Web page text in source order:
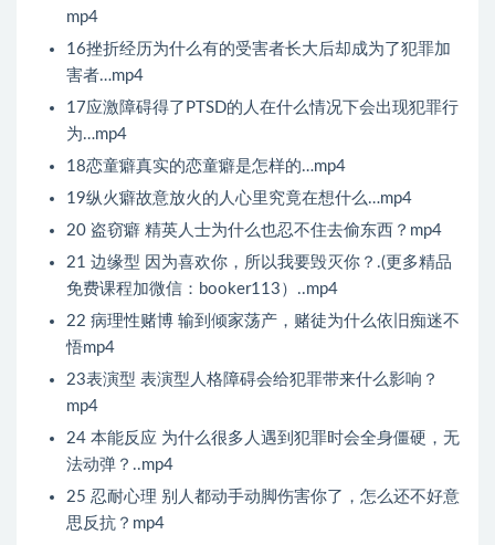
mp4
16挫折经历为什么有的受害者长大后却成为了犯罪加
害者…mp4
17应激障碍得了PTSD的人在什么情况下会出现犯罪行
为…mp4
18恋童癖真实的恋童癖是怎样的…mp4
19纵火癖故意放火的人心里究竟在想什么…mp4
20 盗窃癖 精英人士为什么也忍不住去偷东西？mp4
21 边缘型 因为喜欢你，所以我要毁灭你？.(更多精品
免费课程加微信：booker113）..mp4
22 病理性赌博 输到倾家荡产，赌徒为什么依旧痴迷不
悟mp4
23表演型 表演型人格障碍会给犯罪带来什么影响？
mp4
24 本能反应 为什么很多人遇到犯罪时会全身僵硬，无
法动弹？..mp4
25 忍耐心理 别人都动手动脚伤害你了，怎么还不好意
思反抗？mp4